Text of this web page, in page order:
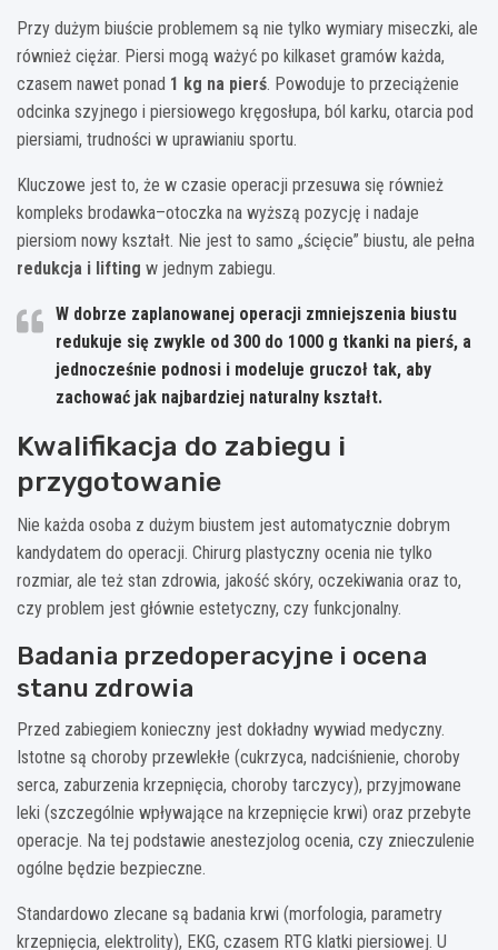
Przy dużym biuście problemem są nie tylko wymiary miseczki, ale
również ciężar. Piersi mogą ważyć po kilkaset gramów każda,
czasem nawet ponad 1 kg na pierś. Powoduje to przeciążenie
odcinka szyjnego i piersiowego kręgosłupa, ból karku, otarcia pod
piersiami, trudności w uprawianiu sportu.
Kluczowe jest to, że w czasie operacji przesuwa się również
kompleks brodawka–otoczka na wyższą pozycję i nadaje
piersiom nowy kształt. Nie jest to samo „ścięcie” biustu, ale pełna
redukcja i lifting w jednym zabiegu.
W dobrze zaplanowanej operacji zmniejszenia biustu
redukuje się zwykle od 300 do 1000 g tkanki na pierś, a
jednocześnie podnosi i modeluje gruczoł tak, aby
zachować jak najbardziej naturalny kształt.
Kwalifikacja do zabiegu i
przygotowanie
Nie każda osoba z dużym biustem jest automatycznie dobrym
kandydatem do operacji. Chirurg plastyczny ocenia nie tylko
rozmiar, ale też stan zdrowia, jakość skóry, oczekiwania oraz to,
czy problem jest głównie estetyczny, czy funkcjonalny.
Badania przedoperacyjne i ocena
stanu zdrowia
Przed zabiegiem konieczny jest dokładny wywiad medyczny.
Istotne są choroby przewlekłe (cukrzyca, nadciśnienie, choroby
serca, zaburzenia krzepnięcia, choroby tarczycy), przyjmowane
leki (szczególnie wpływające na krzepnięcie krwi) oraz przebyte
operacje. Na tej podstawie anestezjolog ocenia, czy znieczulenie
ogólne będzie bezpieczne.
Standardowo zlecane są badania krwi (morfologia, parametry
krzepnięcia, elektrolity), EKG, czasem RTG klatki piersiowej. U